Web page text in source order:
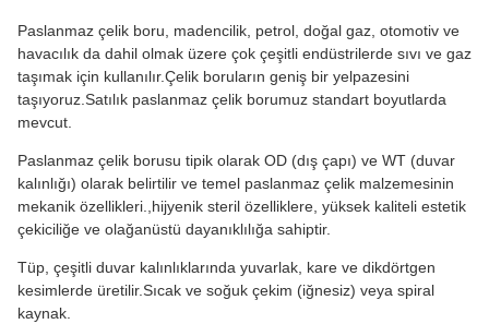
Paslanmaz çelik boru, madencilik, petrol, doğal gaz, otomotiv ve
havacılık da dahil olmak üzere çok çeşitli endüstrilerde sıvı ve gaz
taşımak için kullanılır.Çelik boruların geniş bir yelpazesini
taşıyoruz.Satılık paslanmaz çelik borumuz standart boyutlarda
mevcut.
Paslanmaz çelik borusu tipik olarak OD (dış çapı) ve WT (duvar
kalınlığı) olarak belirtilir ve temel paslanmaz çelik malzemesinin
mekanik özellikleri.,hijyenik steril özelliklere, yüksek kaliteli estetik
çekiciliğe ve olağanüstü dayanıklılığa sahiptir.
Tüp, çeşitli duvar kalınlıklarında yuvarlak, kare ve dikdörtgen
kesimlerde üretilir.Sıcak ve soğuk çekim (iğnesiz) veya spiral
kaynak.